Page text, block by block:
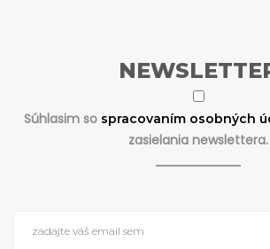
Súhlasim so spracovaním osobných
zasielania newslettera.